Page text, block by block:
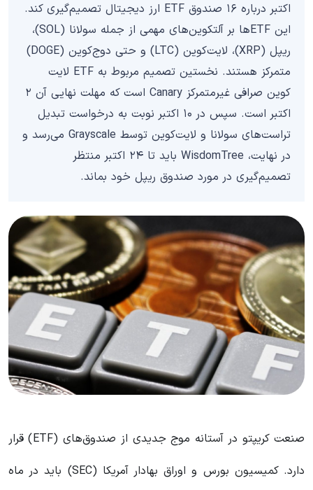
اکتبر درباره ۱۶ صندوق ETF ارز دیجیتال تصمیم‌گیری کند.
این ETFها بر آلتکوین‌های مهمی از جمله سولانا (SOL)،
ریپل (XRP)، لایت‌کوین (LTC) و حتی دوج‌کوین (DOGE)
متمرکز هستند. نخستین تصمیم مربوط به ETF لایت
کوین صرافی غیرمتمرکز Canary است که مهلت نهایی آن ۲
اکتبر است. سپس در ۱۰ اکتبر نوبت به درخواست تبدیل
تراست‌های سولانا و لایت‌کوین توسط Grayscale می‌رسد و
در نهایت، WisdomTree باید تا ۲۴ اکتبر منتظر
تصمیم‌گیری در مورد صندوق ریپل خود بماند.
صنعت کریپتو در آستانه موج جدیدی از صندوق‌های (ETF) قرار
دارد. کمیسیون بورس و اوراق بهادار آمریکا (SEC) باید در ماه